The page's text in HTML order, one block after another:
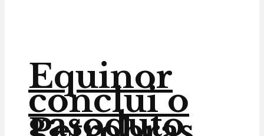
Equinor
conclui o
gasoduto